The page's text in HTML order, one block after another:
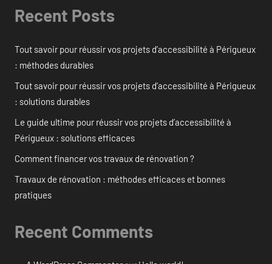
Recent Posts
Tout savoir pour réussir vos projets d’accessibilité à Périgueux
: méthodes durables
Tout savoir pour réussir vos projets d’accessibilité à Périgueux
: solutions durables
Le guide ultime pour réussir vos projets d’accessibilité à
Périgueux : solutions efficaces
Comment financer vos travaux de rénovation ?
Travaux de rénovation : méthodes efficaces et bonnes
pratiques
Recent Comments